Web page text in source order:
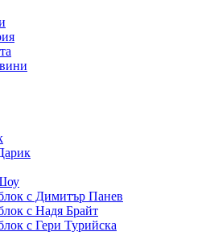
с Димитър Панев
с Надя Брайт
с Гери Турийска